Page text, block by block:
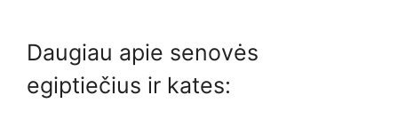
Daugiau apie senovės
egiptiečius ir kates: